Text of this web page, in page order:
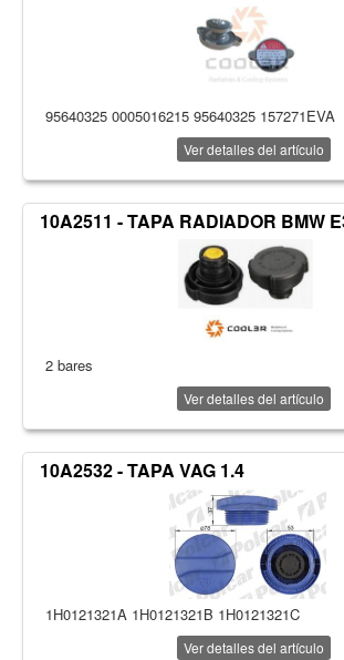
95640325 0005016215 95640325 157271EVA
Ver detalles del artículo
10A2511 - TAPA RADIADOR BMW
2 bares
Ver detalles del artículo
10A2532 - TAPA VAG 1.4
1H0121321A 1H0121321B 1H0121321C
Ver detalles del artículo